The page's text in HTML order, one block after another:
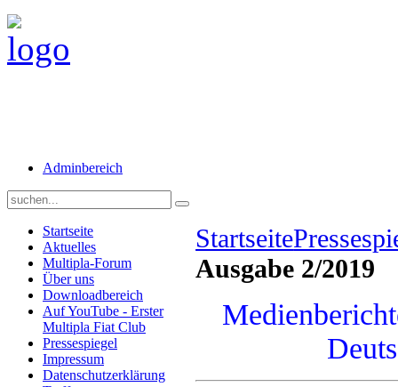
Adminbereich
Startseite
Ausgabe 2/2019
Startseite
Aktuelles
Multipla-Forum
Über uns
Downloadbereich
Auf YouTube - Erster
Multipla Fiat Club
Pressespiegel
Impressum
Datenschutzerklärung